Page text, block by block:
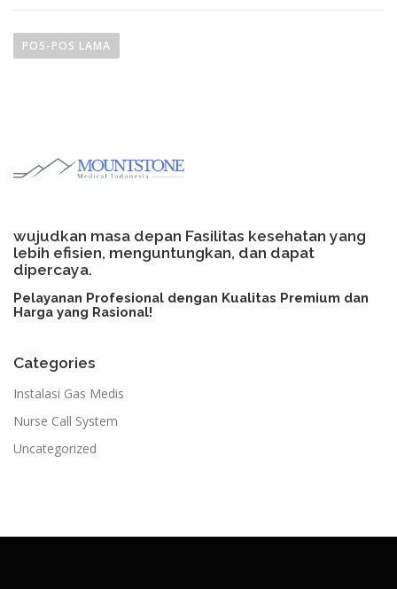
a
i
o
s
POS-POS LAMA
wujudkan masa depan Fasilitas kesehatan yang
lebih efisien, menguntungkan, dan dapat
dipercaya.
Pelayanan Profesional dengan Kualitas Premium dan
Harga yang Rasional!​
Categories
Instalasi Gas Medis
Nurse Call System
Uncategorized